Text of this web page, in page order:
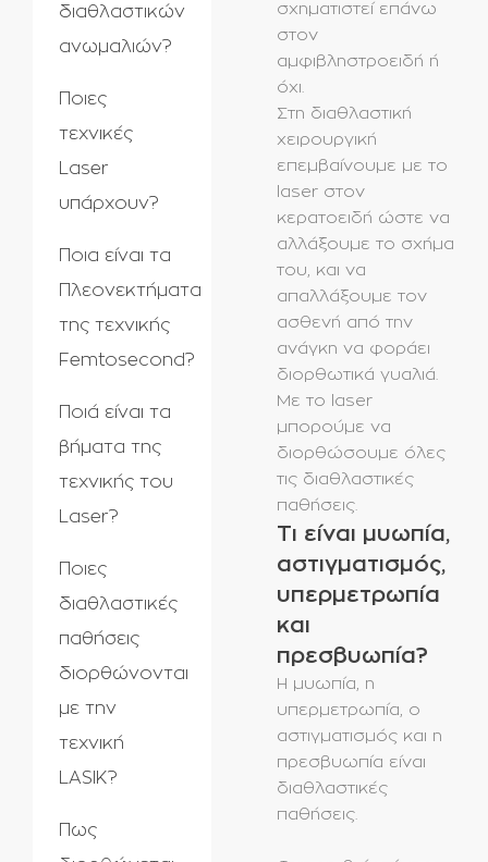
σχηματιστεί επάνω
στον
αμφιβληστροειδή ή
όχι.
Στη διαθλαστική
χειρουργική
επεμβαίνουμε με το
laser στον
κερατοειδή ώστε να
αλλάξουμε το σχήμα
του, και να
απαλλάξουμε τον
ασθενή από την
ανάγκη να φοράει
διορθωτικά γυαλιά.
Με το laser
μπορούμε να
διορθώσουμε όλες
τις διαθλαστικές
παθήσεις.
Τι είναι μυωπία,
αστιγματισμός,
υπερμετρωπία
και
πρεσβυωπία?
Η μυωπία, η
υπερμετρωπία, ο
αστιγματισμός και η
πρεσβυωπία είναι
διαθλαστικές
παθήσεις.
διαθλαστικών
ανωμαλιών?
Ποιες
τεχνικές
Laser
υπάρχουν?
Ποια είναι τα
Πλεονεκτήματα
της τεχνικής
Femtosecond?
Ποιά είναι τα
βήματα της
τεχνικής του
Laser?
Ποιες
διαθλαστικές
παθήσεις
διορθώνονται
με την
τεχνική
LASIK?
Πως